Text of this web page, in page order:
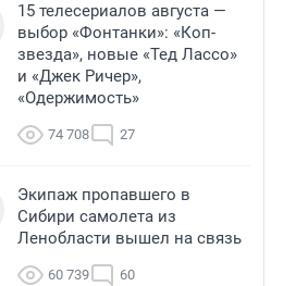
15 телесериалов августа —
выбор «Фонтанки»: «Коп-
звезда», новые «Тед Лассо»
и «Джек Ричер»,
«Одержимость»
74 708 27
Экипаж пропавшего в
Сибири самолета из
Ленобласти вышел на связь
60 739 60